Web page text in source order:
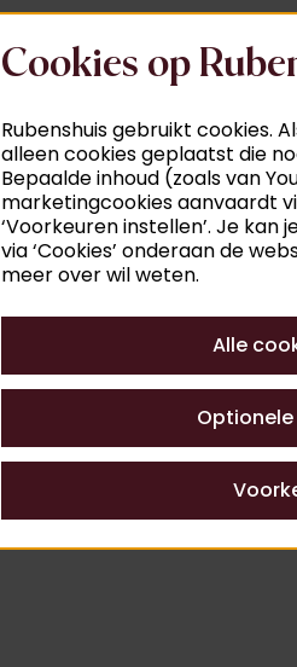
Cookies op
Rubenshuis gebruikt cookies.
alleen cookies geplaatst die
Bepaalde inhoud (zoals van
marketingcookies aanvaardt
‘Voorkeuren instellen’. Je
via ‘Cookies’ onderaan de
meer over wil weten.
Alle